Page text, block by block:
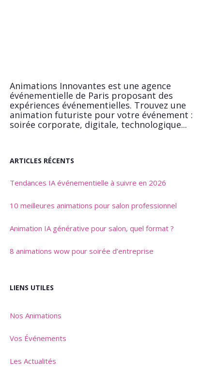
Animations Innovantes est une agence
événementielle de Paris proposant des
expériences événementielles. Trouvez une
animation futuriste pour votre événement :
soirée corporate, digitale, technologique...
ARTICLES RÉCENTS
Tendances IA événementielle à suivre en 2026
10 meilleures animations pour salon professionnel
Animation IA générative pour salon, quel format ?
8 animations wow pour soirée d’entreprise
LIENS UTILES
Nos Animations
Vos Événements
Les Actualités